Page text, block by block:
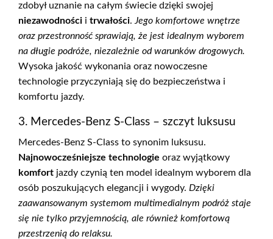
zdobył uznanie na całym świecie dzięki swojej
niezawodności i trwałości. Jego komfortowe wnętrze
oraz przestronność sprawiają, że jest idealnym wyborem
na długie podróże, niezależnie od warunków drogowych.
Wysoka jakość wykonania oraz nowoczesne
technologie przyczyniają się do bezpieczeństwa i
komfortu jazdy.
3. Mercedes-Benz S-Class – szczyt luksusu
Mercedes-Benz S-Class to synonim luksusu.
Najnowocześniejsze technologie oraz wyjątkowy
komfort jazdy czynią ten model idealnym wyborem dla
osób poszukujących elegancji i wygody. Dzięki
zaawansowanym systemom multimedialnym podróż staje
się nie tylko przyjemnością, ale również komfortową
przestrzenią do relaksu.